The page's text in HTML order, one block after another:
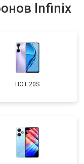
Infinix
HOT 20S